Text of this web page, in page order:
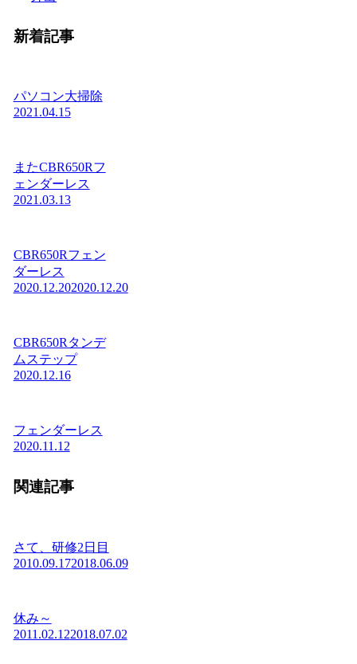
新着記事
パソコン大掃除
2021.04.15
またCBR650Rフ
ェンダーレス
2021.03.13
CBR650Rフェン
ダーレス
2020.12.202020.12.20
CBR650Rタンデ
ムステップ
2020.12.16
フェンダーレス
2020.11.12
関連記事
さて、研修2日目
2010.09.172018.06.09
休み～
2011.02.122018.07.02